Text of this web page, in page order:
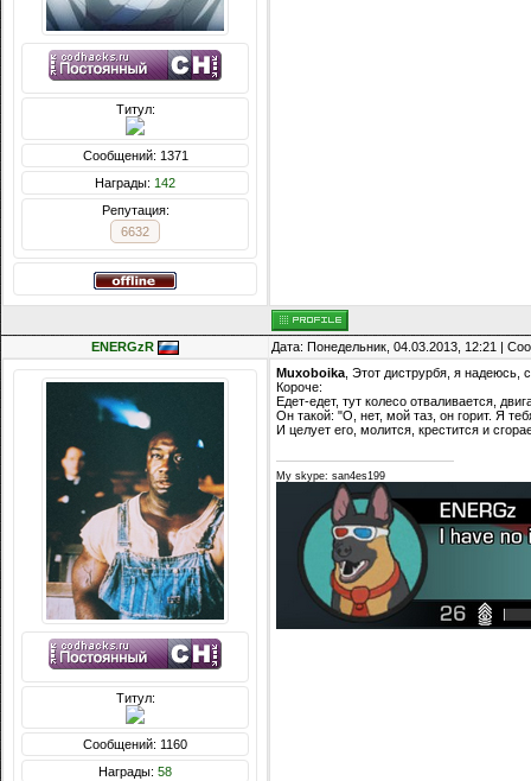
Титул:
Сообщений: 1371
Награды: 142
Репутация:
6632
ENERGzR Дата: Понедельник, 04.03.2013, 12:21 |
Титул:
Сообщений: 1160
Награды: 58
Muxoboika , Этот диструрбя, я надеюсь,
Короче:
Едет-едет, тут колесо отваливается,
Он такой: "О, нет, мой таз, он горит. Я
И целует его, молится, крестится и
My skype: san4es199